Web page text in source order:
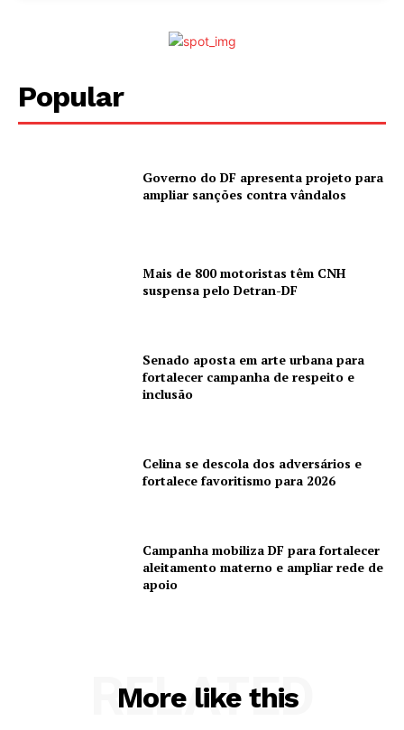
Popular
Governo do DF apresenta projeto para
ampliar sanções contra vândalos
Mais de 800 motoristas têm CNH
suspensa pelo Detran-DF
Senado aposta em arte urbana para
fortalecer campanha de respeito e
inclusão
Celina se descola dos adversários e
fortalece favoritismo para 2026
Campanha mobiliza DF para fortalecer
aleitamento materno e ampliar rede de
apoio
More like this
RELATED